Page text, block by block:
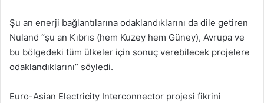
Şu an enerji bağlantılarına odaklandıklarını da dile getiren
Nuland “şu an Kıbrıs (hem Kuzey hem Güney), Avrupa ve
bu bölgedeki tüm ülkeler için sonuç verebilecek projelere
odaklandıklarını” söyledi.
Euro-Asian Electricity Interconnector projesi fikrini